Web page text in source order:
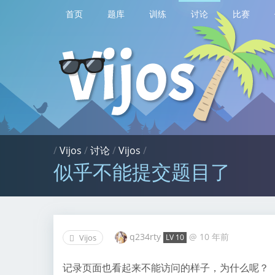
首页 题库 训练 讨论 比赛
/Vijos /讨论/Vijos /
似乎不能提交题目了
Vijos q234rty LV 10 @ 10 年前
记录页面也看起来不能访问的样子，为什么呢？